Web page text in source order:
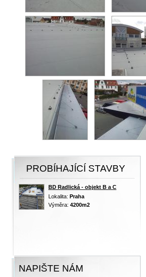
PROBÍHAJÍCÍ STAVBY
BD Radlická - objekt B a C
Lokalita: Praha
Výměra: 4200m2
NAPIŠTE NÁM